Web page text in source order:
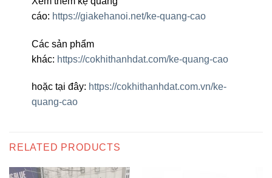
cáo: https://giakehanoi.net/ke-quang-cao
Các sản phẩm
khác: https://cokhithanhdat.com/ke-quang-cao
hoặc tại đây: https://cokhithanhdat.com.vn/ke-
quang-cao
RELATED PRODUCTS